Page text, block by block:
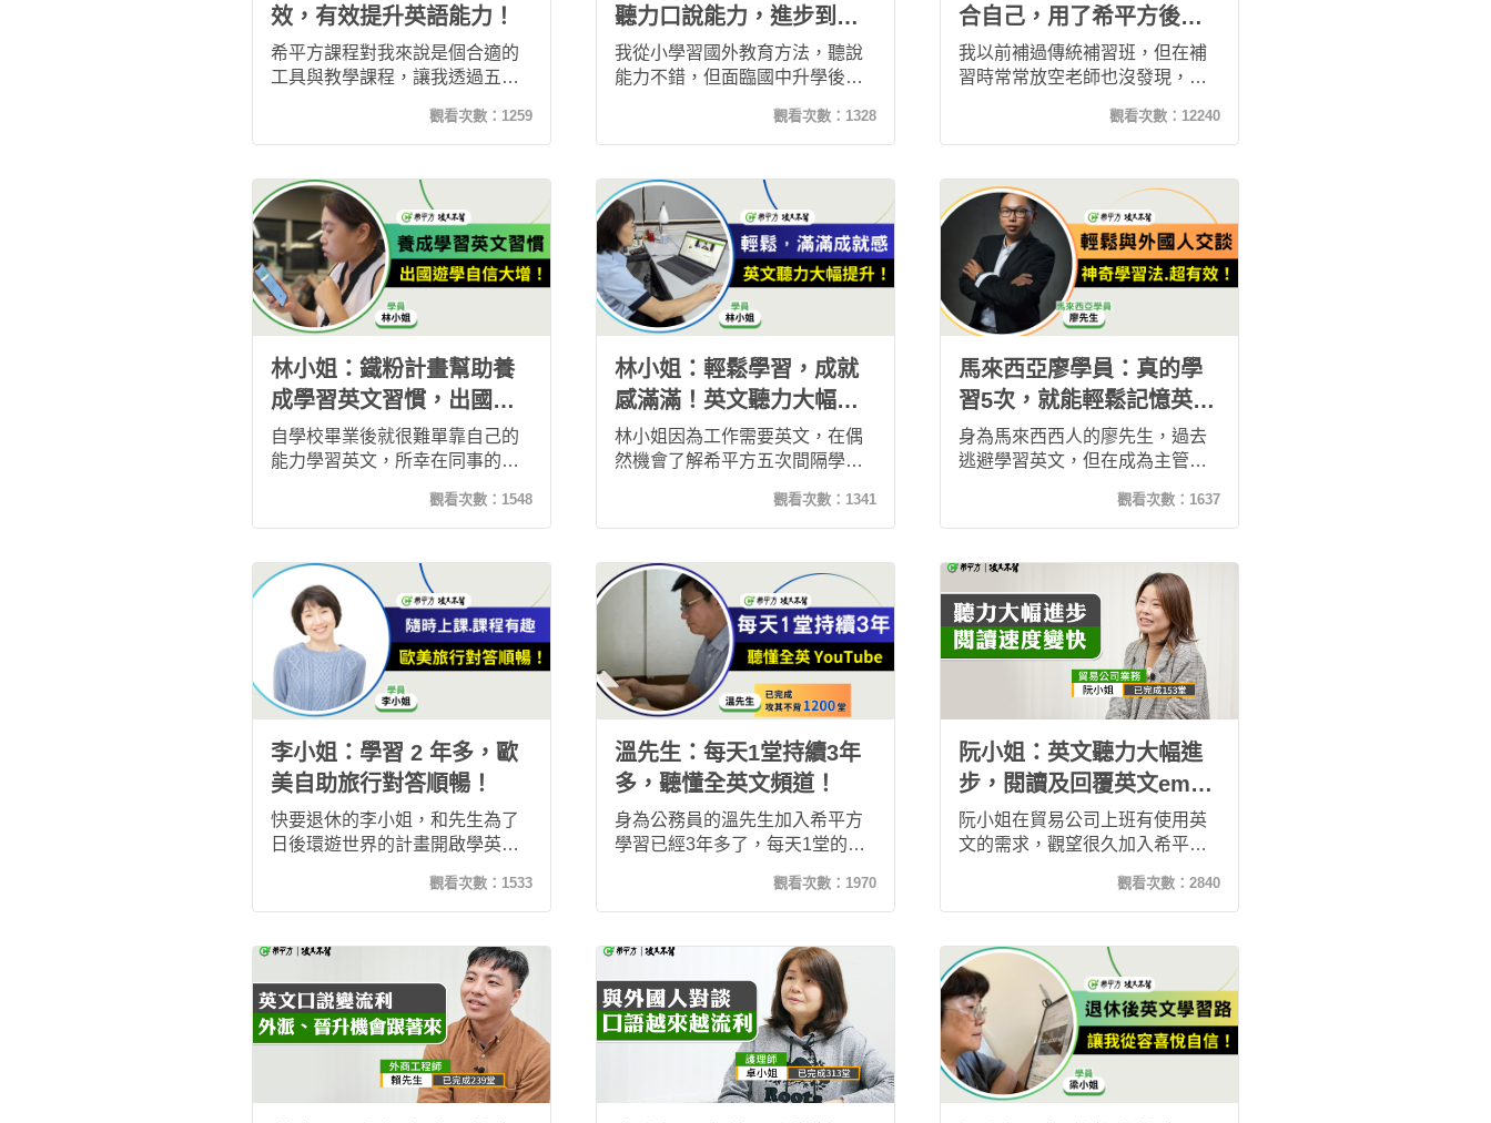
效，有效提升英語能力！
希平方課程對我來說是個合適的
工具與教學課程，讓我透過五次
語能力，而且教學影片涵蓋內容
很廣，我能很好地理解母語者說
話方式，使我在工作中與外國人
交流時也能變得更加自信！
觀看次數： 1259
聽力口說能力，進步到兼
具讀寫、單詞、文法能力
的提升！
我從小學習國外教育方法，聽說
能力不錯，但面臨國中升學後就
不夠！爸爸幫我找到了希平方，
想要補強我文法及單詞的考試能
力，我學習後發現竟能無痛銜
接，因為希平方的語課程非常貼
近生活，而且獨特的五次間隔學
習法，讓我能夠在自然的情境
下，記憶單詞及語法，再加上我
也學習了玩轉文法課程，讓我對
英文學習有全新的認識和體驗，
觀看次數： 1328
合自己，用了希平方後英
文成績大幅提升！
我以前補過傳統補習班，但在補
習時常常放空老師也沒發現，自
來在媽媽的鼓勵下，加入了希平
方攻其不背，學習一年後我的英
文成績大幅進步，也被選為代表
學校參加英語讀者劇場比賽的成
員，面對外師溝通也無礙！明年
我就要升上國中了，希望我未來
英語讀說讀寫皆持續進步，感謝
媽媽讓我加入希平方！
觀看次數： 12240
林小姐：鐵粉計畫幫助養
成學習英文習慣，出國遊
學信心大增！
自學校畢業後就很難單靠自己的
能力學習英文，所幸在同事的推
畫的督促下養成時常上課的好習
慣，2024年有機會出國遊學菲律
賓，原本挺擔心語言能力不夠，
沒想到適應良好約一周就可以應
付自如，也多次安排單獨自助旅
行，現在的我對英文自信心大
增，不僅持續學習英文，更期待
未來能規劃更多的國外旅遊。
觀看次數： 1548
林小姐：輕鬆學習，成就
感滿滿！英文聽力大幅提
升！
林小姐因為工作需要英文，在偶
然機會了解希平方五次間隔學習
加入後幾乎每天都會上課，特別
喜歡影片原音的訓練，因此能真
正跟上外國人說話的語速及節
奏，現在的我聽力確實提升不
少，生活也充實很多，瑣碎時間
都可以善加利用，是很不錯的學
習方法！
觀看次數： 1341
馬來西亞廖學員：真的學
習5次，就能輕鬆記憶英
文，更能與外國人自在溝
通！
身為馬來西西人的廖先生，過去
逃避學習英文，但在成為主管
於是他加入了希平方，也認為希
平方這樣完整規劃的學習系統非
常適合他，現在的他在外商公司
和外國同事都能自在地溝通，能
看到自己的進步真的非常有成就
感！
觀看次數： 1637
李小姐：學習 2 年多，歐
美自助旅行對答順暢！
快要退休的李小姐，和先生為了
日後環遊世界的計畫開啟學英文
然記憶外，隨時隨地都能上課也
是非常方便的，此外課程多元有
趣，能有效吸引自己持續上課，
現在她和先行到歐美自助旅行完
全沒問題，對答順暢！推薦給想
學英語的朋友們！
觀看次數： 1533
溫先生：每天1堂持續3年
多，聽懂全英文頻道！
身為公務員的溫先生加入希平方
學習已經3年多了，每天1堂的進
堂，透過系統獨特的設計流程，
可以讓他利用零碎時間學習，即
使年過40工作繁忙還要照顧孩子
的狀況下，還是能夠堅持學習！
推薦給大家，手上若有課程，一
定要參加希平方的鐵粉計畫！可
以督促自己不偷懶又可賺回學
觀看次數： 1970
阮小姐：英文聽力大幅進
步，閱讀及回覆英文email
速度也變快了！
阮小姐在貿易公司上班有使用英
文的需求，觀望很久加入希平方
email和語感都提升了！另外課程
有設計期限反而是督促自己能上
課的動力，再加上推薦加入鐵粉
計畫，除了有額外獎勵外，社團
內的鐵友們也會互相鼓勵，覺得
幫助自己不少！
觀看次數： 2840